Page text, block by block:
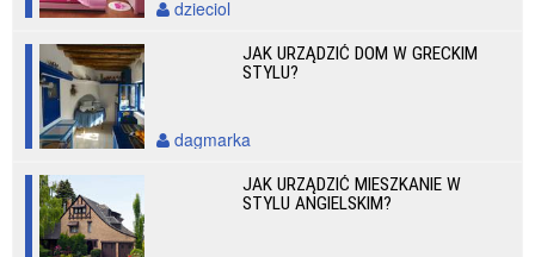
dzieciol
JAK URZĄDZIĆ DOM W GRECKIM
STYLU?
dagmarka
JAK URZĄDZIĆ MIESZKANIE W
STYLU ANGIELSKIM?